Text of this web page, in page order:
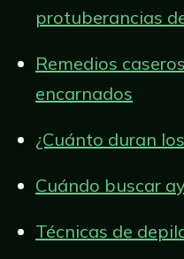
protuberancias
Remedios
encarnados
¿Cuánto duran
Cuándo buscar
Técnicas de